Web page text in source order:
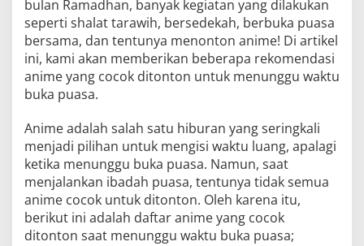
bulan Ramadhan, banyak kegiatan yang dilakukan
seperti shalat tarawih, bersedekah, berbuka puasa
bersama, dan tentunya menonton anime! Di artikel
ini, kami akan memberikan beberapa rekomendasi
anime yang cocok ditonton untuk menunggu waktu
buka puasa.
Anime adalah salah satu hiburan yang seringkali
menjadi pilihan untuk mengisi waktu luang, apalagi
ketika menunggu buka puasa. Namun, saat
menjalankan ibadah puasa, tentunya tidak semua
anime cocok untuk ditonton. Oleh karena itu,
berikut ini adalah daftar anime yang cocok
ditonton saat menunggu waktu buka puasa;